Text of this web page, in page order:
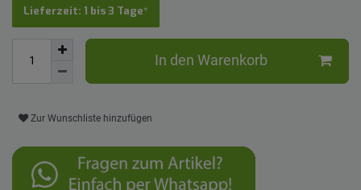
Lieferzeit: 1 bis 3 Tage*
In den Warenkorb
Zur Wunschliste hinzufügen